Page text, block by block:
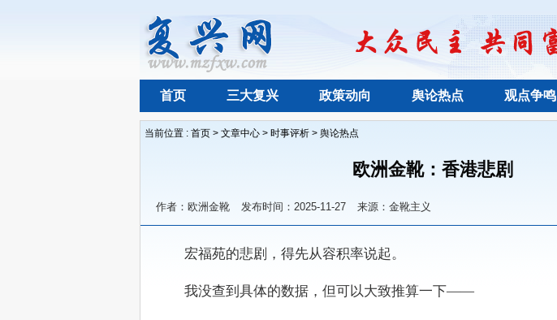
首页 三大复兴 政策动向 舆论热点 观点争鸣
当前位置 : 首页 > 文章中心 > 时事评析 > 舆论热点
欧洲金靴：香港悲剧
作者：欧洲金靴 发布时间：2025-11-27 来源：金靴主义
宏福苑的悲剧，得先从容积率说起。
我没查到具体的数据，但可以大致推算一下——